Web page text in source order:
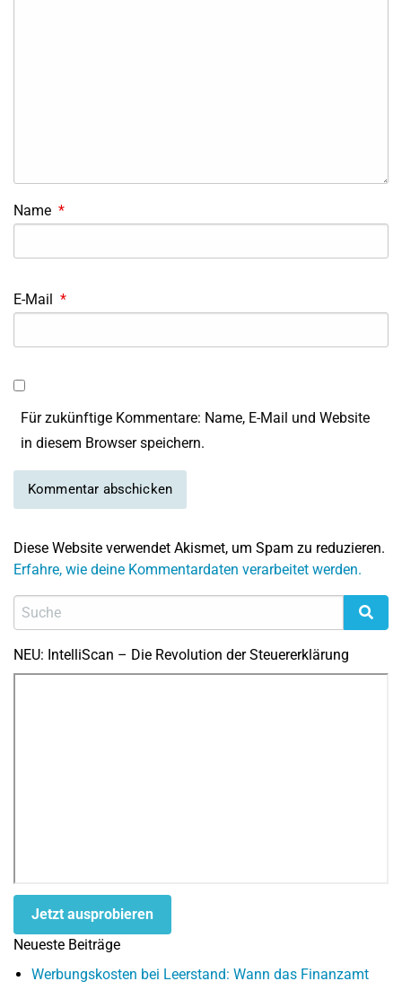
Name *
E-Mail *
Für zukünftige Kommentare: Name, E-Mail und Website
in diesem Browser speichern.
Diese Website verwendet Akismet, um Spam zu reduzieren.
Erfahre, wie deine Kommentardaten verarbeitet werden.
NEU: IntelliScan – Die Revolution der Steuererklärung
Jetzt ausprobieren
Neueste Beiträge
Werbungskosten bei Leerstand: Wann das Finanzamt